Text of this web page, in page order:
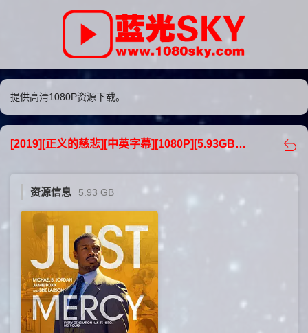
提供高清1080P资源下载。
[2019][正义的慈悲][中英字幕][1080P][5.93GB][下载] - 蓝光sky
资源信息 5.93 GB